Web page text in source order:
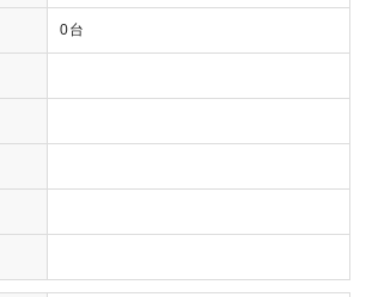
0台